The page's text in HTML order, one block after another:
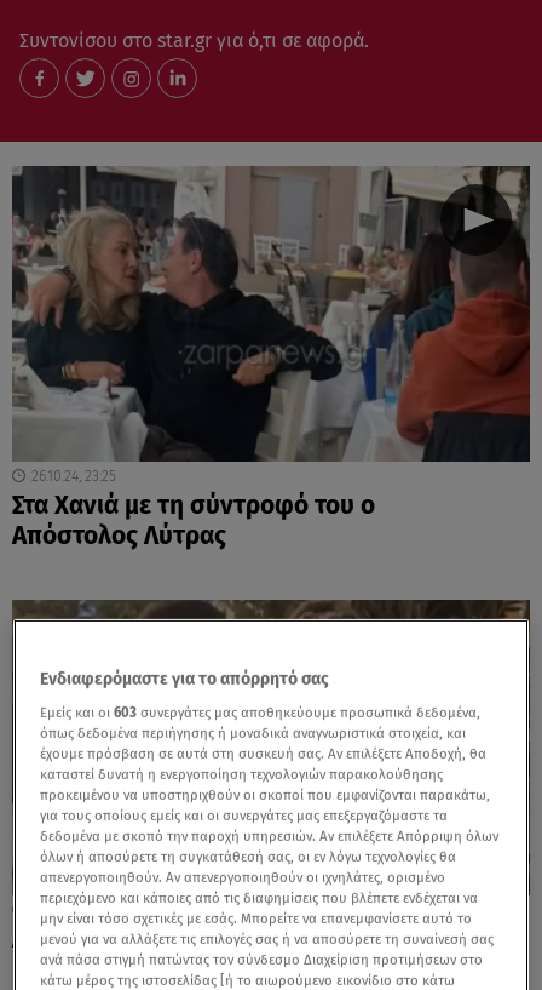
Συντονίσου στο star.gr για ό,τι σε αφορά.
26.10.24, 23:25
Στα Χανιά με τη σύντροφό του ο
Απόστολος Λύτρας
23.10.24, 13:59
Απόστολος Λύτρας: Απόδραση στην Αίγινα
με τη νέα του σύντροφο
Ενδιαφερόμαστε για το απόρρητό σας
Εμείς και οι603 συνεργάτες μας αποθηκεύουμε προσωπικά δεδομένα,
όπως δεδομένα περιήγησης ή μοναδικά αναγνωριστικά στοιχεία, και
έχουμε πρόσβαση σε αυτά στη συσκευή σας. Αν επιλέξετε Αποδοχή, θα
καταστεί δυνατή η ενεργοποίηση τεχνολογιών παρακολούθησης
προκειμένου να υποστηριχθούν οι σκοποί που εμφανίζονται παρακάτω,
για τους οποίους εμείς και οι συνεργάτες μας επεξεργαζόμαστε τα
δεδομένα με σκοπό την παροχή υπηρεσιών. Αν επιλέξετε Απόρριψη όλων
όλων ή αποσύρετε τη συγκατάθεσή σας, οι εν λόγω τεχνολογίες θα
απενεργοποιηθούν. Αν απενεργοποιηθούν οι ιχνηλάτες, ορισμένο
περιεχόμενο και κάποιες από τις διαφημίσεις που βλέπετε ενδέχεται να
μην είναι τόσο σχετικές με εσάς. Μπορείτε να επανεμφανίσετε αυτό το
μενού για να αλλάξετε τις επιλογές σας ή να αποσύρετε τη συναίνεσή σας
ανά πάσα στιγμή πατώντας τον σύνδεσμο Διαχείριση προτιμήσεων στο
κάτω μέρος της ιστοσελίδας [ή το αιωρούμενο εικονίδιο στο κάτω